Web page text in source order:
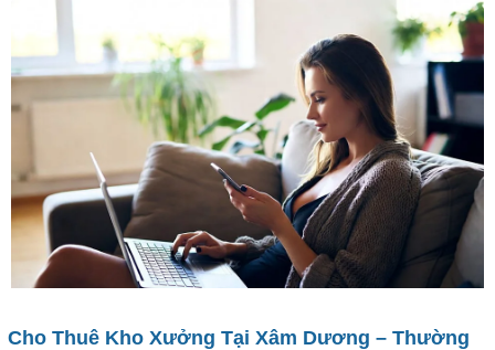
Cho Thuê Kho Xưởng Tại Xâm Dương – Thường